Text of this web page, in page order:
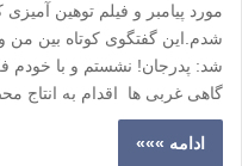
مورد پیامبر و فیلم توهین
شدم.این گفتگوی کوتاه بین من
شد: پدرجان! نشستم و با خودم
گاهی غربی ها اقدام به انتاج
ادامه »»»